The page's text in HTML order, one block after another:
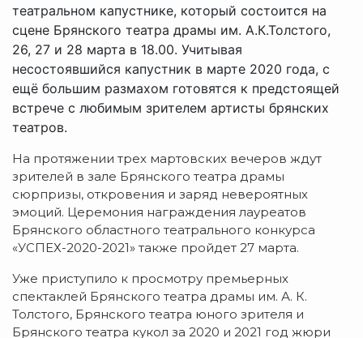
театральном капустнике, который состоится на
сцене Брянского театра драмы им. А.К.Толстого,
26, 27 и 28 марта в 18.00. Учитывая
несостоявшийся капустник в марте 2020 года, с
ещё большим размахом готовятся к предстоящей
встрече с любимым зрителем артисты брянских
театров.
На протяжении трех мартовских вечеров ждут
зрителей в зале Брянского театра драмы
сюрпризы, откровения и заряд невероятных
эмоций. Церемония награждения лауреатов
Брянского областного театрального конкурса
«УСПЕХ-2020-2021» также пройдет 27 марта.
Уже приступило к просмотру премьерных
спектаклей Брянского театра драмы им. А. К.
Толстого, Брянского театра юного зрителя и
Брянского театра кукол за 2020 и 2021 год жюри